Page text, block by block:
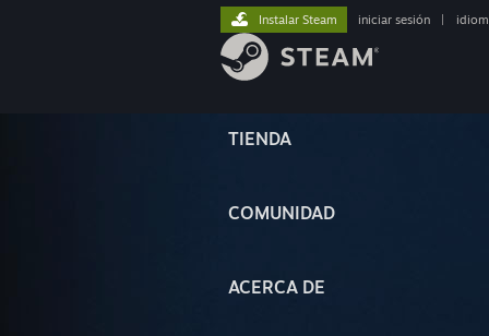
TIENDA
COMUNIDAD
ACERCA DE
Instalar Steam iniciar sesión